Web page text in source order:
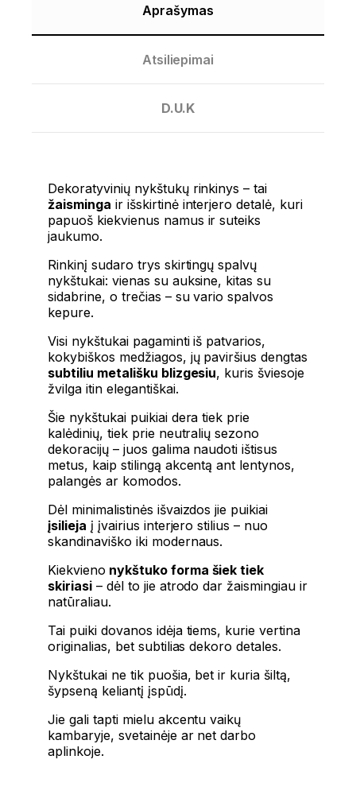
Aprašymas
Atsiliepimai
D.U.K
Dekoratyvinių nykštukų rinkinys – tai
žaisminga ir išskirtinė interjero detalė, kuri
papuoš kiekvienus namus ir suteiks
jaukumo.
Rinkinį sudaro trys skirtingų spalvų
nykštukai: vienas su auksine, kitas su
sidabrine, o trečias – su vario spalvos
kepure.
Visi nykštukai pagaminti iš patvarios,
kokybiškos medžiagos, jų paviršius dengtas
subtiliu metališku blizgesiu, kuris šviesoje
žvilga itin elegantiškai.
Šie nykštukai puikiai dera tiek prie
kalėdinių, tiek prie neutralių sezono
dekoracijų – juos galima naudoti ištisus
metus, kaip stilingą akcentą ant lentynos,
palangės ar komodos.
Dėl minimalistinės išvaizdos jie puikiai
įsilieja į įvairius interjero stilius – nuo
skandinaviško iki modernaus.
Kiekvieno nykštuko forma šiek tiek
skiriasi– dėl to jie atrodo dar žaismingiau ir
natūraliau.
Tai puiki dovanos idėja tiems, kurie vertina
originalias, bet subtilias dekoro detales.
Nykštukai ne tik puošia, bet ir kuria šiltą,
šypseną keliantį įspūdį.
Jie gali tapti mielu akcentu vaikų
kambaryje, svetainėje ar net darbo
aplinkoje.